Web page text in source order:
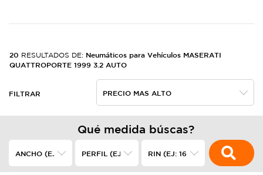
20 RESULTADOS DE: Neumáticos para Vehículos MASERATI
QUATTROPORTE 1999 3.2 AUTO
FILTRAR
Qué medida búscas?